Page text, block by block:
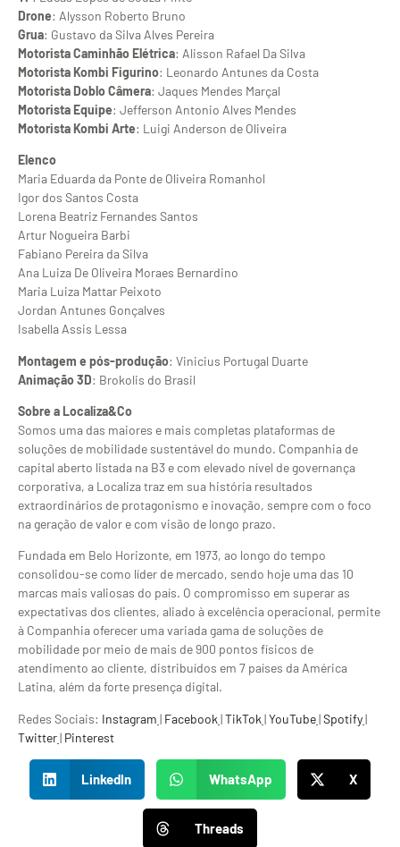
Drone: Alysson Roberto Bruno
Grua: Gustavo da Silva Alves Pereira
Motorista Caminhão Elétrica: Alisson Rafael Da Silva
Motorista Kombi Figurino: Leonardo Antunes da Costa
Motorista Doblo Câmera: Jaques Mendes Marçal
Motorista Equipe: Jefferson Antonio Alves Mendes
Motorista Kombi Arte: Luigi Anderson de Oliveira
Elenco
Maria Eduarda da Ponte de Oliveira Romanhol
Igor dos Santos Costa
Lorena Beatriz Fernandes Santos
Artur Nogueira Barbi
Fabiano Pereira da Silva
Ana Luiza De Oliveira Moraes Bernardino
Maria Luiza Mattar Peixoto
Jordan Antunes Gonçalves
Isabella Assis Lessa
Montagem e pós-produção: Vinicius Portugal Duarte
Animação 3D: Brokolis do Brasil
Sobre a Localiza&Co
Somos uma das maiores e mais completas plataformas de
soluções de mobilidade sustentável do mundo. Companhia de
capital aberto listada na B3 e com elevado nível de governança
corporativa, a Localiza traz em sua história resultados
extraordinários de protagonismo e inovação, sempre com o foco
na geração de valor e com visão de longo prazo.
Fundada em Belo Horizonte, em 1973, ao longo do tempo
consolidou-se como líder de mercado, sendo hoje uma das 10
marcas mais valiosas do país. O compromisso em superar as
expectativas dos clientes, aliado à excelência operacional, permite
à Companhia oferecer uma variada gama de soluções de
mobilidade por meio de mais de 900 pontos físicos de
atendimento ao cliente, distribuídos em 7 países da América
Latina, além da forte presença digital.
Redes Sociais: Instagram | Facebook |TikTok |YouTube|Spotify|
Twitter| Pinterest
LinkedIn WhatsApp X
Threads